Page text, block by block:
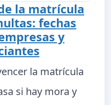
la matrícula
fechas
y
la matrícula
si hay mora y